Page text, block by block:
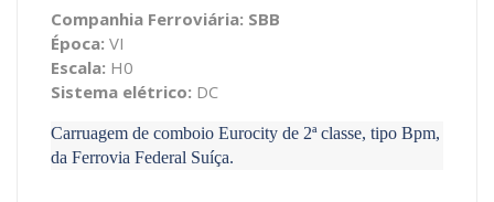
Companhia Ferroviária: SBB
Época: VI
Escala: H0
Sistema elétrico: DC
Carruagem de comboio Eurocity de 2ª classe, tipo Bpm,
da Ferrovia Federal Suíça.